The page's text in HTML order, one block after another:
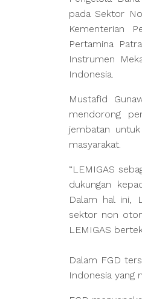
pada Sektor
Kementerian
Pertamina
Instrumen
Indonesia.
Mustafid
mendorong
jembatan
masyarakat.
“LEMIGAS
dukungan
Dalam hal ini,
sektor non
LEMIGAS
Dalam FGD
Indonesia yang